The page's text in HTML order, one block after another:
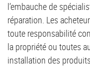
l’embauche de
réparation. Les
toute responsabilité
la propriété ou toutes
installation des